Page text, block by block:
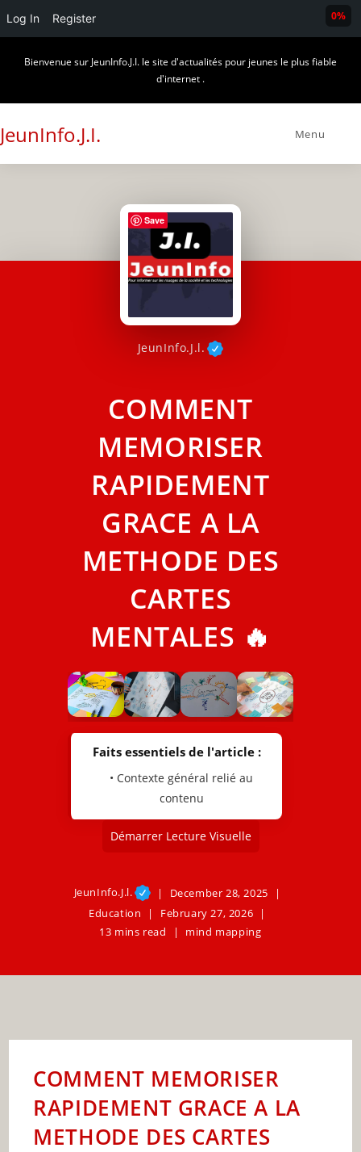
Log In Register
Bienvenue sur JeunInfo.J.I. le site d'actualités pour jeunes le plus fiable
d'internet .
JeunInfo.J.I. Menu
JeunInfo.J.l.
COMMENT
MEMORISER
RAPIDEMENT
GRACE A LA
METHODE DES
CARTES
MENTALES 🔥
Faits essentiels de l'article :
• Contexte général relié au
contenu
Démarrer Lecture Visuelle
JeunInfo.J.l.
December 28, 2025
Education
February 27, 2026
13 mins read
mind mapping
COMMENT MEMORISER
RAPIDEMENT GRACE A LA
METHODE DES CARTES
0%
Save